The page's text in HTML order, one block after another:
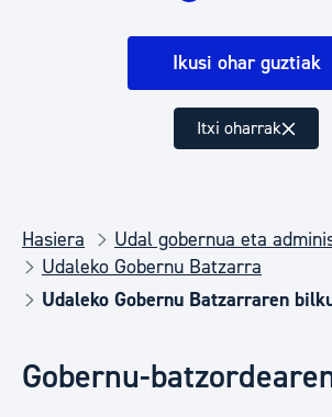
Ikusi ohar guztiak
Itxi oharrak
Hasiera
Udal gobernua eta
Udaleko Gobernu Batzarra
Udaleko Gobernu Batzarraren
Gobernu-